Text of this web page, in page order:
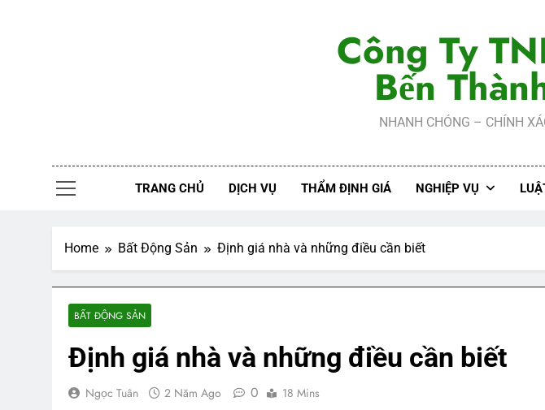
Công Ty
Bến
NHANH CHÓNG – CHÍNH
TRANG CHỦ DỊCH VỤ THẨM ĐỊNH GIÁ NGHIỆP VỤ
Home Bất Động Sản Định giá nhà và những điều cần biết
BẤT ĐỘNG SẢN
Định giá nhà và những điều cần biết
Ngọc Tuân 2 Năm Ago 0 18 Mins